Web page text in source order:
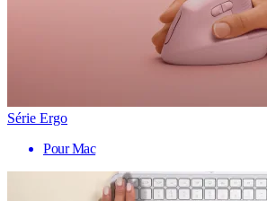
Série Ergo
Pour Mac